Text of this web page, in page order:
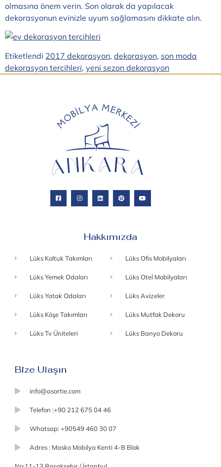
olmasına önem verin. Son olarak da yapılacak
dekorasyonun evinizle uyum sağlamasını dikkate alın.
Etiketlendi 2017 dekorasyon, dekorasyon, son moda
dekorasyon tercihleri, yeni sezon dekorasyon
Hakkımızda
Lüks Koltuk Takımları
Lüks Yemek Odaları
Lüks Yatak Odaları
Lüks Köşe Takımları
Lüks Tv Üniteleri
Lüks Ofis Mobilyaları
Lüks Otel Mobilyaları
Lüks Avizeler
Lüks Mutfak Dekoru
Lüks Banyo Dekoru
Bize Ulaşın
info@asortie.com
Telefon :+90 212 675 04 46
Whatsap: +90549 460 30 07
Adres : Masko Mobilya Kenti 4-B Blok